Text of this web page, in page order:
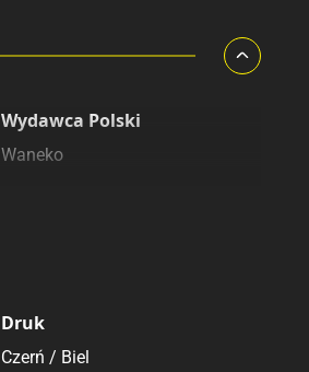
Wydawca Polski
Waneko
Druk
Czerń / Biel